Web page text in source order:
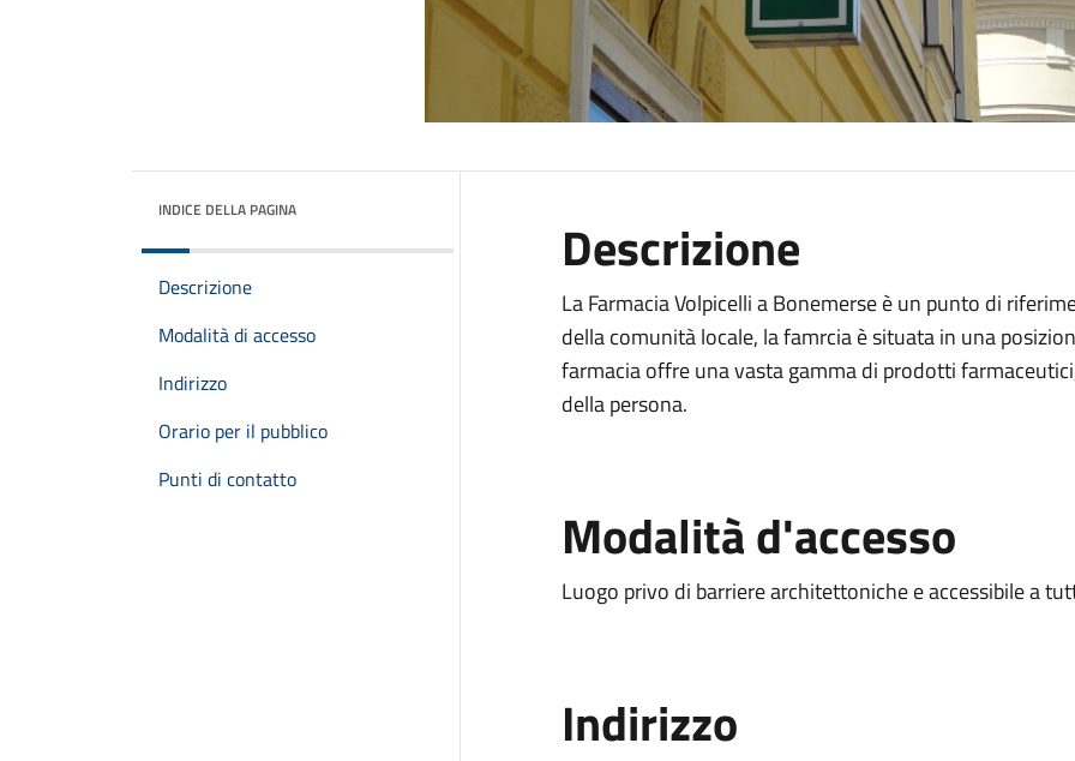
INDICE DELLA PAGINA
Descrizione
Modalità di accesso
Indirizzo
Orario per il pubblico
Punti di contatto
Descrizione
La Farmacia Volpicelli a Bonemerse è un punto di
della comunità locale, la famrcia è situata in una
farmacia offre una vasta gamma di prodotti
della persona.
Modalità d'accesso
Luogo privo di barriere architettoniche e accessibile a
Indirizzo